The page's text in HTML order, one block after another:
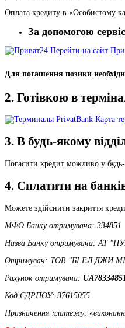
Оплата кредиту в «Особистому
За допомогою
Перейти на сайт
Для погашення позики
2. Готівкою в
Карта
3. В будь-якому
Погасити кредит можливо у
4. Сплатити на
Можете здійснити закриття
МФО Банку отримувача: 334851
Назва Банку отримувача: АТ
Отримувач: ТОВ "БІ ЕЛ ДЖИ
Рахунок отримувача:
Код ЄДРПОУ: 37615055
Призначення платежу: